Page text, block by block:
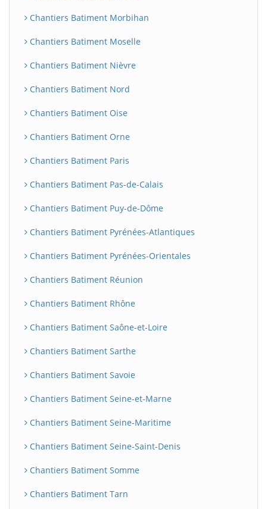
Chantiers Batiment Morbihan
Chantiers Batiment Moselle
Chantiers Batiment Nièvre
Chantiers Batiment Nord
Chantiers Batiment Oise
Chantiers Batiment Orne
Chantiers Batiment Paris
Chantiers Batiment Pas-de-Calais
Chantiers Batiment Puy-de-Dôme
Chantiers Batiment Pyrénées-Atlantiques
Chantiers Batiment Pyrénées-Orientales
Chantiers Batiment Réunion
Chantiers Batiment Rhône
Chantiers Batiment Saône-et-Loire
Chantiers Batiment Sarthe
Chantiers Batiment Savoie
Chantiers Batiment Seine-et-Marne
Chantiers Batiment Seine-Maritime
Chantiers Batiment Seine-Saint-Denis
Chantiers Batiment Somme
Chantiers Batiment Tarn